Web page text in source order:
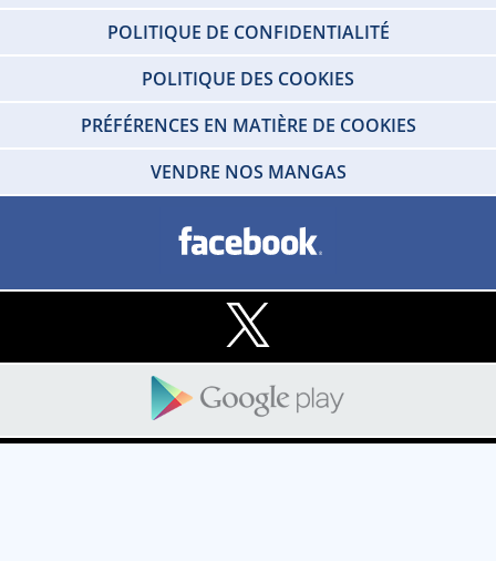
POLITIQUE DE CONFIDENTIALITÉ
POLITIQUE DES COOKIES
PRÉFÉRENCES EN MATIÈRE DE COOKIES
VENDRE NOS MANGAS